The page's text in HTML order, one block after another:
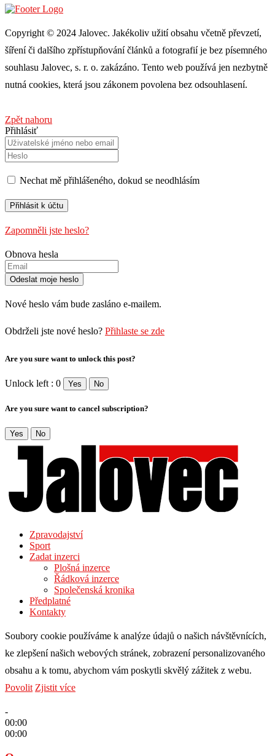
Copyright © 2024 Jalovec. Jakékoliv užití obsahu včetně převzetí,
šíření či dalšího zpřístupňování článků a fotografií je bez písemného
souhlasu Jalovec, s. r. o. zakázáno. Tento web používá jen nezbytně
nutná cookies, která jsou zákonem povolena bez odsouhlasení.
Zpět nahoru
Přihlásiť
Nechat mě přihlášeného, ​​dokud se neodhlásím
Zapomněli jste heslo?
Obnova hesla
Nové heslo vám bude zasláno e-mailem.
Obdrželi jste nové heslo? Přihlaste se zde
Are you sure want to unlock this post?
Unlock left : 0 Yes No
Are you sure want to cancel subscription?
Yes No
Zpravodajství
Sport
Zadat inzerci
Plošná inzerce
Řádková inzerce
Společenská kronika
Předplatné
Kontakty
Soubory cookie používáme k analýze údajů o našich návštěvnících,
ke zlepšení našich webových stránek, zobrazení personalizovaného
obsahu a k tomu, abychom vám poskytli skvělý zážitek z webu.
Povolit Zjistit více
-
00:00
00:00